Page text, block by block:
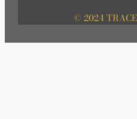
© 2024